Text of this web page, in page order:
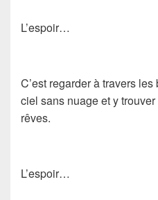
L’espoir…
C’est regarder à travers
ciel sans nuage et y
rêves.
L’espoir…